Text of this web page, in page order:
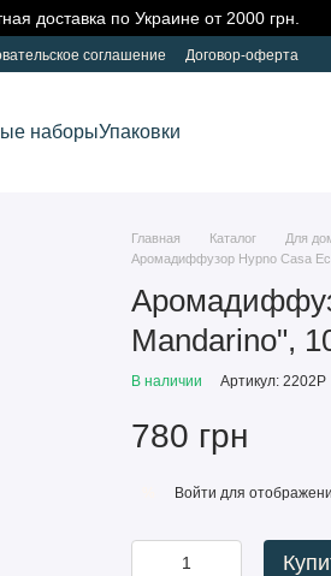
доставка по Украине от 2000 грн.
соглашение Договор-оферта
наборыУпаковки
Главная Каталог Для
Аромадиффузор Hypno Casa
Mandarino",
В наличии Артикул: 2202P
780 грн
Войти для